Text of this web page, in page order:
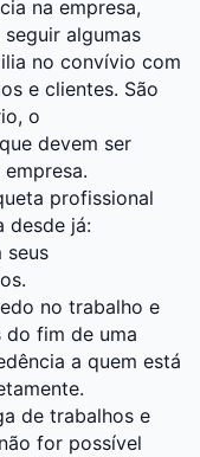
na empresa,
algumas
no convívio com
e clientes. São
o
devem ser
profissional
desde já:
seus
no trabalho e
do fim de uma
a quem está
de trabalhos e
for possível